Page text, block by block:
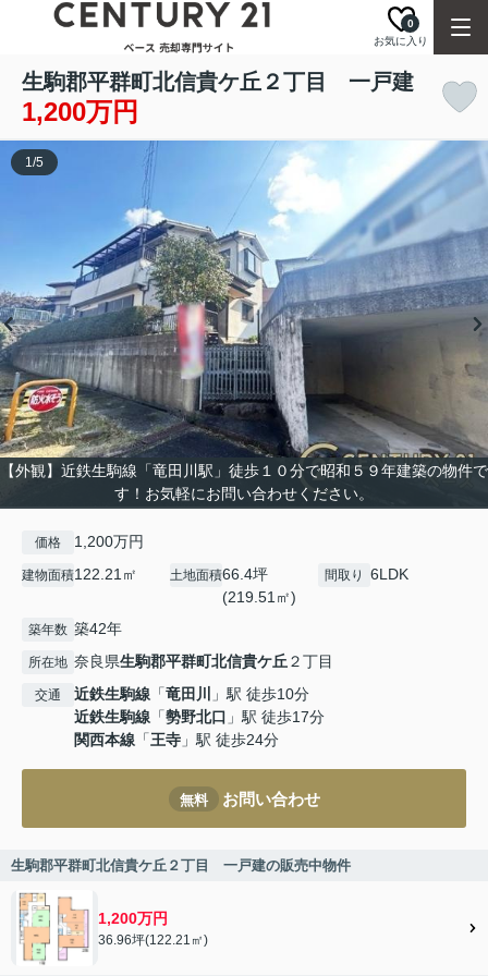
お気に入り
0
生駒郡平群町北信貴ケ丘２丁目 一戸建
1,200万円
【外観】近鉄生駒線「竜田川駅」徒歩１０分で昭和５９年建築の物件で
す！お気軽にお問い合わせください。
1/5
価格 1,200万円
建物面積122.21㎡ 土地面積66.4坪
(219.51㎡)
間取り 6LDK
築年数 築42年
所在地 奈良県生駒郡平群町北信貴ケ丘２丁目
交通 近鉄生駒線 「竜田川
」駅 徒歩10分
近鉄生駒線 「勢野北口 」駅 徒歩17分
関西本線 「王寺 」駅 徒歩24分
無料 お問い合わせ
生駒郡平群町北信貴ケ丘２丁目 一戸建の販売中物件
1,200万円
36.96坪(122.21㎡)